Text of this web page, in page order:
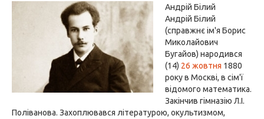
Андрій Білий
Андрій Білий
(справжнє ім'я Борис
Миколайович
Бугайов) народився
(14) 26 жовтня 1880
року в Москві, в сім'ї
відомого математика.
Закінчив гімназію Л.І.
Поліванова. Захоплювався літературою, окультизмом,